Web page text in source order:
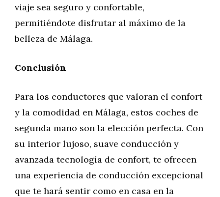
viaje sea seguro y confortable,
permitiéndote disfrutar al máximo de la
belleza de Málaga.
Conclusión
Para los conductores que valoran el confort
y la comodidad en Málaga, estos coches de
segunda mano son la elección perfecta. Con
su interior lujoso, suave conducción y
avanzada tecnología de confort, te ofrecen
una experiencia de conducción excepcional
que te hará sentir como en casa en la